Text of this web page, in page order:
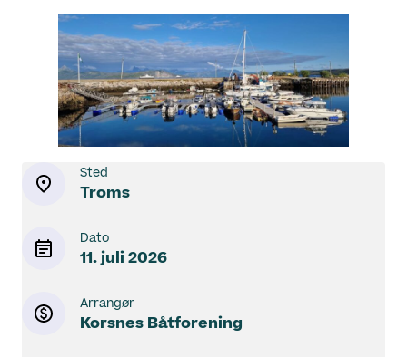
Sted
Troms
Dato
11. juli 2026
Arrangør
Korsnes Båtforening